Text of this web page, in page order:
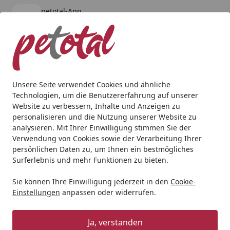
Unsere Seite verwendet Cookies und ähnliche
Technologien, um die Benutzererfahrung auf unserer
Website zu verbessern, Inhalte und Anzeigen zu
personalisieren und die Nutzung unserer Website zu
analysieren. Mit Ihrer Einwilligung stimmen Sie der
Verwendung von Cookies sowie der Verarbeitung Ihrer
persönlichen Daten zu, um Ihnen ein bestmögliches
Surferlebnis und mehr Funktionen zu bieten.
Sie können Ihre Einwilligung jederzeit in den Cookie-
Einstellungen anpassen oder widerrufen.
Ja, verstanden
petotal-App
kostenlos - Im App Store
Alle Produkte
Mein Konto
Suchen
Startseite
Aquaristik Aquarien Aquarium Set JUWEL Lido 120
JUWEL Lido 120 Aquarium LED
Aquarium-Set